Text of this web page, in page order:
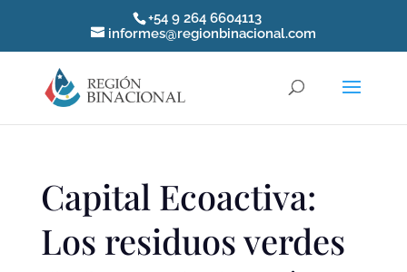
+54 9 264 6604113
informes@regionbinacional.com
Capital Ecoactiva:
Los residuos verdes